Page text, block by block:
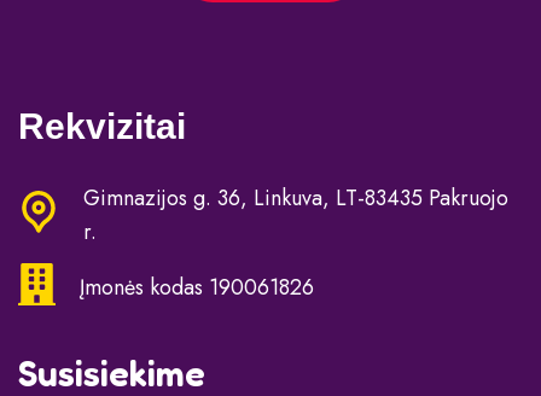
Rekvizitai
Gimnazijos g. 36, Linkuva, LT-83435 Pakruojo
r.
Įmonės kodas 190061826
Susisiekime